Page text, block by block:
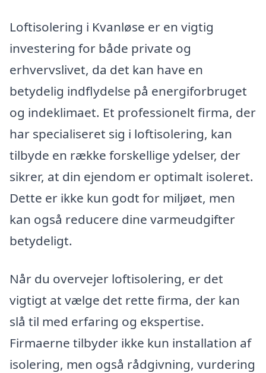
Loftisolering i Kvanløse er en vigtig
investering for både private og
erhvervslivet, da det kan have en
betydelig indflydelse på energiforbruget
og indeklimaet. Et professionelt firma, der
har specialiseret sig i loftisolering, kan
tilbyde en række forskellige ydelser, der
sikrer, at din ejendom er optimalt isoleret.
Dette er ikke kun godt for miljøet, men
kan også reducere dine varmeudgifter
betydeligt.
Når du overvejer loftisolering, er det
vigtigt at vælge det rette firma, der kan
slå til med erfaring og ekspertise.
Firmaerne tilbyder ikke kun installation af
isolering, men også rådgivning, vurdering